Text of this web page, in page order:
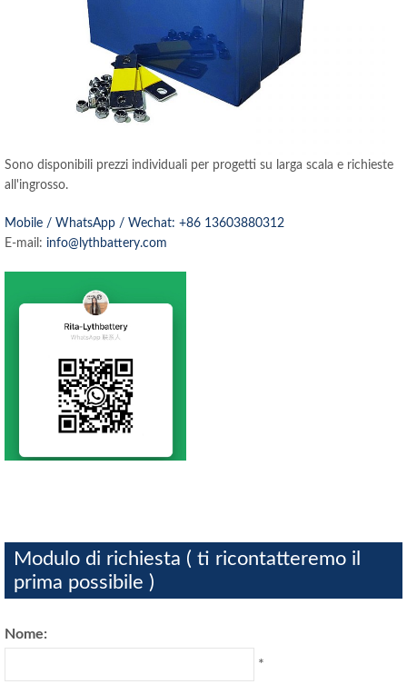
Sono disponibili prezzi individuali per progetti su larga scala e richieste
all'ingrosso.
Mobile / WhatsApp / Wechat: +86 13603880312
E-mail: info@lythbattery.com
Modulo di richiesta ( ti ricontatteremo il
prima possibile )
Nome:
*